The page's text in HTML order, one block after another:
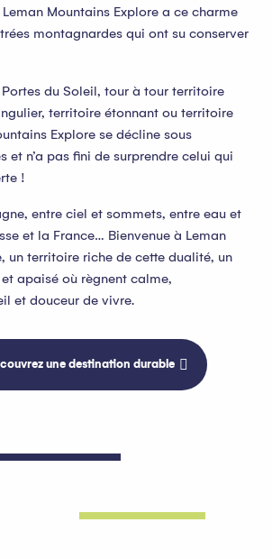
Mountains Explore a ce charme
montagnardes qui ont su conserver
du Soleil, tour à tour territoire
territoire étonnant ou territoire
Explore se décline sous
et n’a pas fini de surprendre celui qui
!
entre ciel et sommets, entre eau et
et la France… Bienvenue à Leman
un territoire riche de cette dualité, un
apaisé où règnent calme,
et douceur de vivre.
une destination durable